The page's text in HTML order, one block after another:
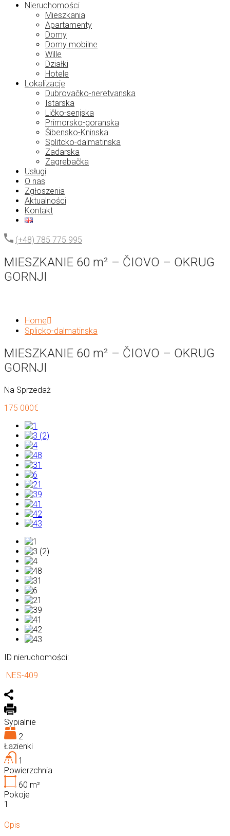
Nieruchomości
Mieszkania
Apartamenty
Domy
Domy mobilne
Wille
Działki
Hotele
Lokalizacje
Dubrovačko-neretvanska
Istarska
Ličko-senjska
Primorsko-goranska
Šibensko-Kninska
Splitcko-dalmatinska
Zadarska
Zagrebačka
Usługi
O nas
Zgłoszenia
Aktualności
Kontakt
(+48) 785 775 995
MIESZKANIE 60 m² – ČIOVO – OKRUG
GORNJI
Home
Splicko-dalmatinska
MIESZKANIE 60 m² – ČIOVO – OKRUG
GORNJI
Na Sprzedaż
175 000€
ID nieruchomości:
NES-409
Sypialnie
2
Łazienki
1
Powierzchnia
60 m²
Pokoje
1
Opis